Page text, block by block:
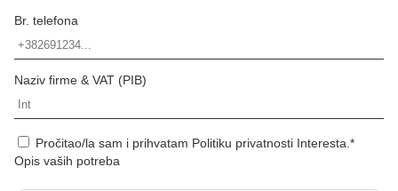
Br. telefona
Naziv firme & VAT (PIB)
Pročitao/la sam i prihvatam Politiku privatnosti Interesta.*
Opis vaših potreba